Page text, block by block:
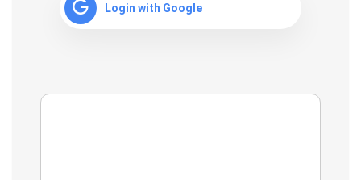
Login with Google